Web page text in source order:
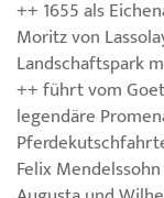
++ 1655 als
Moritz von
Landschaftspark
++ führt vom
legendäre
Felix